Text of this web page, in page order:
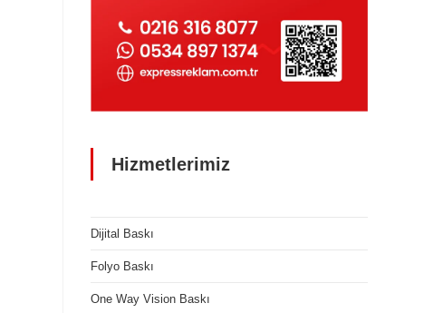
Hizmetlerimiz
Dijital Baskı
Folyo Baskı
One Way Vision Baskı